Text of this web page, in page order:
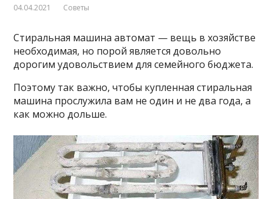
04.04.2021 Советы
Стиральная машина автомат — вещь в хозяйстве
необходимая, но порой является довольно
дорогим удовольствием для семейного бюджета.
Поэтому так важно, чтобы купленная стиральная
машина прослужила вам не один и не два года, а
как можно дольше.